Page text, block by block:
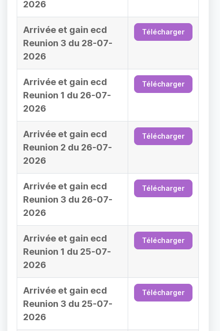
2026
Arrivée et gain ecd
Reunion 3 du 28-07-
2026
Télécharger
Arrivée et gain ecd
Reunion 1 du 26-07-
2026
Télécharger
Arrivée et gain ecd
Reunion 2 du 26-07-
2026
Télécharger
Arrivée et gain ecd
Reunion 3 du 26-07-
2026
Télécharger
Arrivée et gain ecd
Reunion 1 du 25-07-
2026
Télécharger
Arrivée et gain ecd
Reunion 3 du 25-07-
2026
Télécharger